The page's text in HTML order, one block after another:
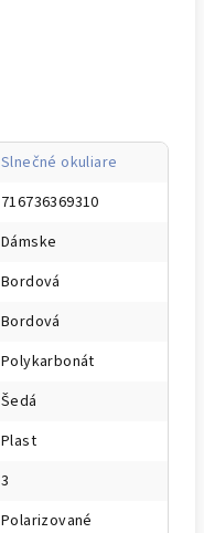
Slnečné okuliare
716736369310
Dámske
Bordová
Bordová
Polykarbonát
Šedá
Plast
3
Polarizované